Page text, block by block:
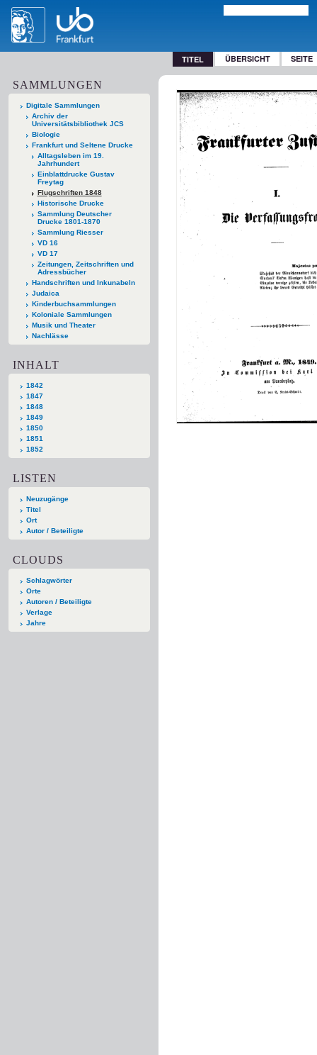
TITEL ÜBERSICHT SEITE
SAMMLUNGEN
Digitale Sammlungen
Archiv der
Universitätsbibliothek JCS
Biologie
Frankfurt und Seltene Drucke
Alltagsleben im 19.
Jahrhundert
Einblattdrucke Gustav
Freytag
Flugschriften 1848
Historische Drucke
Sammlung Deutscher
Drucke 1801-1870
Sammlung Riesser
VD 16
VD 17
Zeitungen, Zeitschriften und
Adressbücher
Handschriften und Inkunabeln
Judaica
Kinderbuchsammlungen
Koloniale Sammlungen
Musik und Theater
Nachlässe
INHALT
1842
1847
1848
1849
1850
1851
1852
LISTEN
Neuzugänge
Titel
Ort
Autor / Beteiligte
CLOUDS
Schlagwörter
Orte
Autoren / Beteiligte
Verlage
Jahre